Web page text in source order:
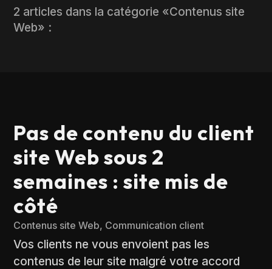
2 articles dans la catégorie «Contenus site
Web» :
Pas de contenu du client
site Web sous 2
semaines : site mis de
côté
Contenus site Web, Communication client
Vos clients ne vous envoient pas les
contenus de leur site malgré votre accord